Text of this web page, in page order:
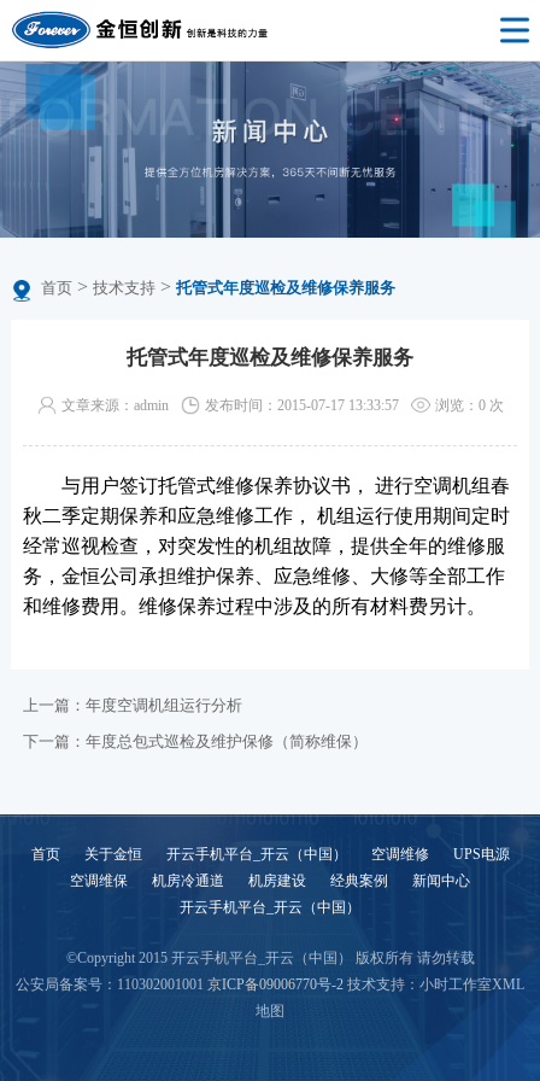
首页> 技术支持> 托管式年度巡检及维修保养服务
托管式年度巡检及维修保养服务
文章来源：admin 发布时间：2015-07-17 13:33:57 浏览： 0次
与用户签订托管式维修保养协议书， 进行空调机组春
秋二季定期保养和应急维修工作， 机组运行使用期间定时
经常巡视检查，对突发性的机组故障，提供全年的维修服
务，金恒公司承担维护保养、应急维修、大修等全部工作
和维修费用。维修保养过程中涉及的所有材料费另计。
上一篇： 年度空调机组运行分析
下一篇： 年度总包式巡检及维护保修（简称维保）
首页 关于金恒 开云手机平台_开云（中国） 空调维修
UPS电源
空调维保
机房冷通道 机房建设 经典案例
新闻中心
开云手机平台_开云（中国）
©Copyright 2015 开云手机平台_开云（中国） 版权所有 请勿转载
公安局备案号：110302001001 京ICP备09006770号-2 技术支持：小时工作室XML
地图